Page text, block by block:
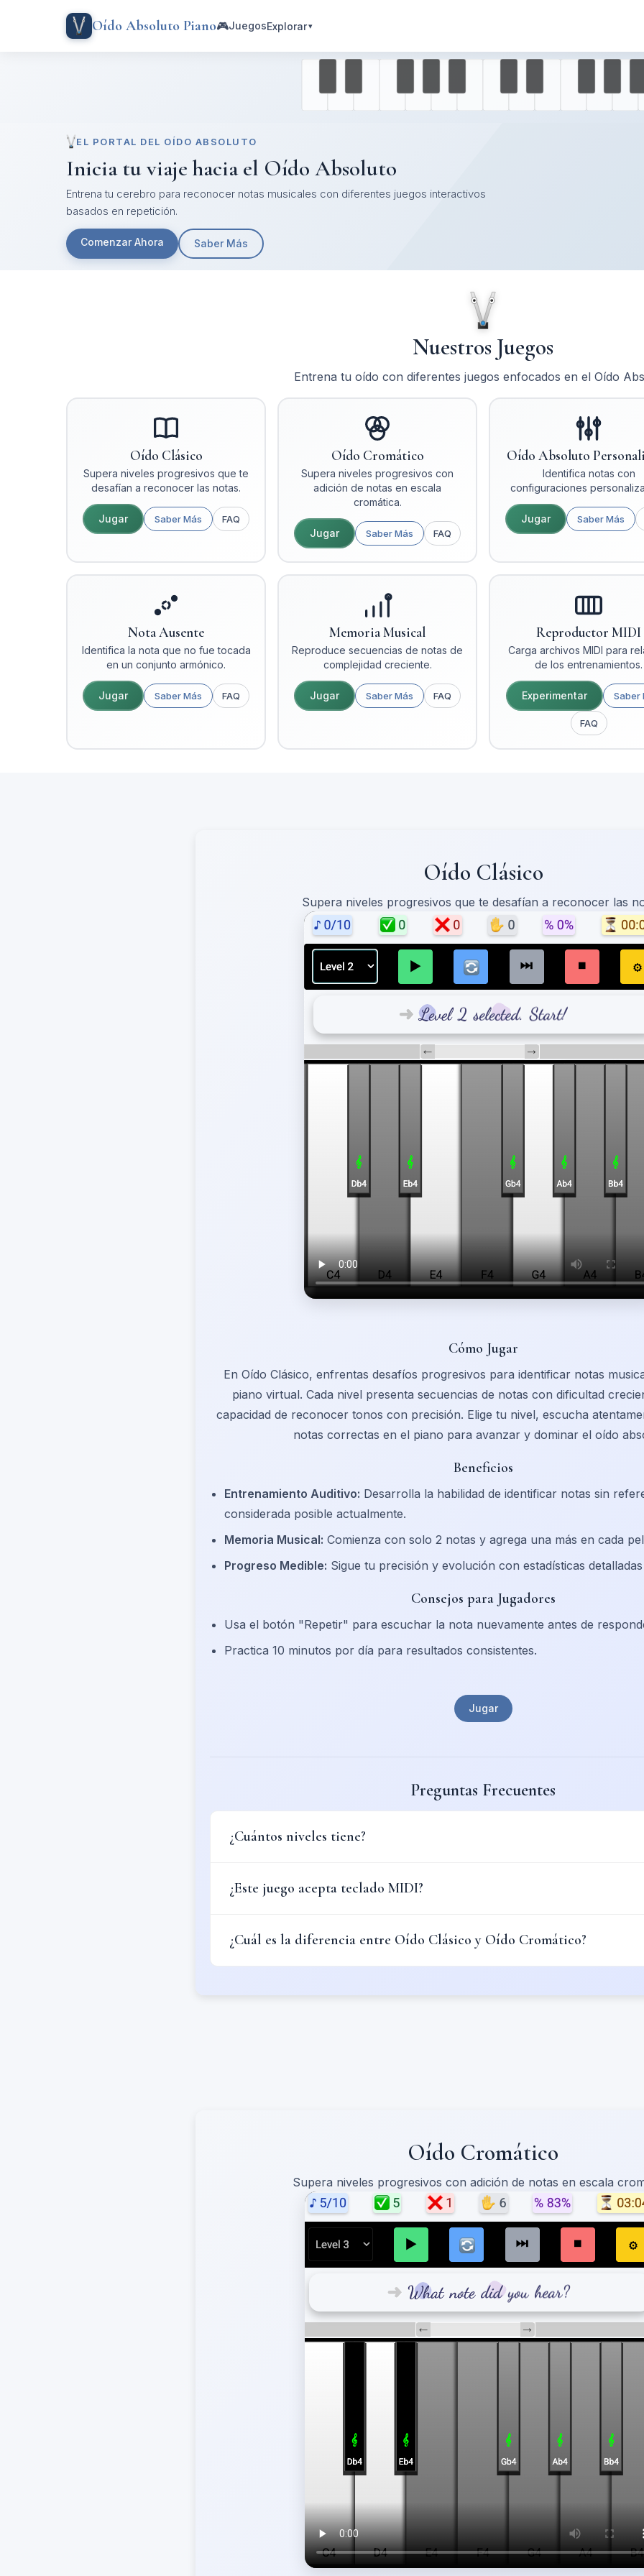
Oído Absoluto Piano🎮JuegosExplorar▾
EL PORTAL DEL OÍDO ABSOLUTO
Inicia tu viaje hacia el Oído Absoluto
Entrena tu cerebro para reconocer notas musicales con diferentes juegos interactivos
basados en repetición.
Comenzar Ahora Saber Más
Nuestros Juegos
Entrena tu oído con diferentes juegos enfocados en el Oído
Oído Clásico
Supera niveles progresivos que te
desafían a reconocer las notas.
Jugar Saber Más FAQ
Oído Cromático
Supera niveles progresivos con
adición de notas en escala
cromática.
Jugar Saber Más FAQ
Oído Absoluto
Identifica notas con
configuraciones
Jugar Saber Más
Nota Ausente
Identifica la nota que no fue tocada
en un conjunto armónico.
Jugar Saber Más FAQ
Memoria Musical
Reproduce secuencias de notas de
complejidad creciente.
Jugar Saber Más FAQ
Reproductor MIDI
Carga archivos MIDI para
de los entrenamientos.
Experimentar Saber
FAQ
Oído Clásico
Supera niveles progresivos que te desafían a reconocer las
Cómo Jugar
En Oído Clásico, enfrentas desafíos progresivos para identificar notas
piano virtual. Cada nivel presenta secuencias de notas con dificultad
capacidad de reconocer tonos con precisión. Elige tu nivel, escucha
notas correctas en el piano para avanzar y dominar el oído
Beneficios
Entrenamiento Auditivo: Desarrolla la habilidad de identificar notas sin
considerada posible actualmente.
Memoria Musical: Comienza con solo 2 notas y agrega una más en cada
Progreso Medible: Sigue tu precisión y evolución con estadísticas
Consejos para Jugadores
Usa el botón "Repetir" para escuchar la nota nuevamente antes de
Practica 10 minutos por día para resultados consistentes.
Jugar
Preguntas Frecuentes
¿Cuántos niveles tiene?
¿Este juego acepta teclado MIDI?
¿Cuál es la diferencia entre Oído Clásico y Oído Cromático?
Oído Cromático
Supera niveles progresivos con adición de notas en escala